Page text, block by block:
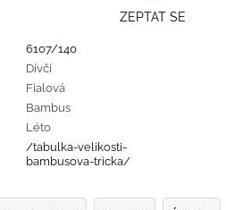
6107/140
Dívčí
Fialová
Bambus
Léto
/tabulka-velikosti-
bambusova-tricka/
ZEPTAT SE